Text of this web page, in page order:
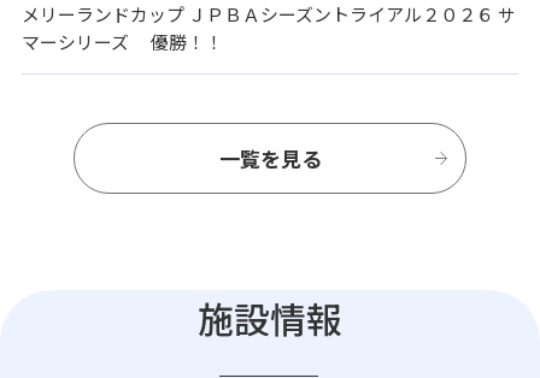
メリーランドカップ ＪＰＢＡシーズントライアル２０２６ サ
マーシリーズ 優勝！！
一覧を見る
施設情報